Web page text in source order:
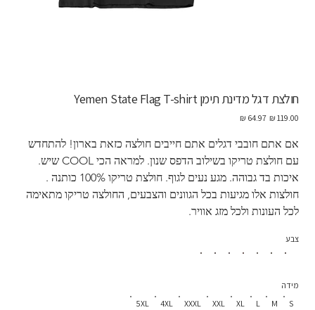
חולצת דגל מדינת תימן Yemen State Flag T-shirt
מחיר
מחיר
‏64.97 ‏₪
אם אתם חובבי דגלים אתם חייבים חולצה כזאת בארון! להתחדש
עם חולצת טריקו בשילוב הדפס שנון. למראה הכי COOL שיש.
איכות בד גבוהה. מגע נעים לגוף. חולצת טריקו 100% כותנה .
חולצות אלו מגיעות בכל הגוונים והצבעים, החולצה טריקו מתאימה
לכל העונות ולכל מזג אוויר.
צבע
S
M
L
XL
XXL
XXXL
4XL
5XL
מידה